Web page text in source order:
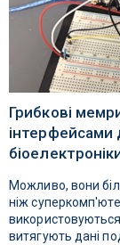
Грибкові
інтерфейсами
Можливо, вони
ніж
витягують дані